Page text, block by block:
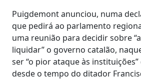
Puigdemont anunciou, numa
que pedirá ao parlamento
uma reunião para decidir sobre
liquidar” o governo catalão,
ser “o pior ataque às
desde o tempo do ditador